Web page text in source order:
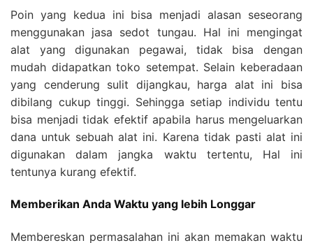
Poin yang kedua ini bisa menjadi alasan seseorang
menggunakan jasa sedot tungau. Hal ini mengingat
alat yang digunakan pegawai, tidak bisa dengan
mudah didapatkan toko setempat. Selain keberadaan
yang cenderung sulit dijangkau, harga alat ini bisa
dibilang cukup tinggi. Sehingga setiap individu tentu
bisa menjadi tidak efektif apabila harus mengeluarkan
dana untuk sebuah alat ini. Karena tidak pasti alat ini
digunakan dalam jangka waktu tertentu, Hal ini
tentunya kurang efektif.
Memberikan Anda Waktu yang lebih Longgar
Membereskan permasalahan ini akan memakan waktu